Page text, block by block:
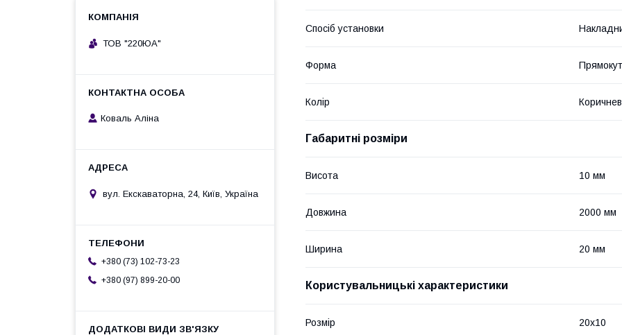
Спосіб установки
Форма
Колір
Габаритні розміри
Висота 10 мм
Довжина 2000 мм
Ширина 20 мм
Користувальницькі характеристики
Розмір 20х10
ТОВ "220ЮА"
Коваль Аліна
вул. Екскаваторна, 24, Київ, Україна
+380 (73) 102-73-23
+380 (97) 899-20-00